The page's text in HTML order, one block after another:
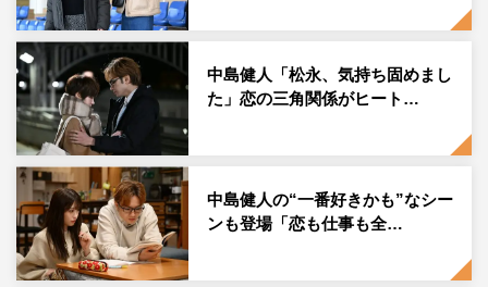
北条凌（20）を藤原大祐、カレー店でアルバイトしている
こと以外は生活スタイルが謎という不思議オタク系女子・
服部あかね（23）を大久保桜子、ヒロインの美己にとって
憧れのお姉さん的存在のネイリスト・大貫朝子（31）を黒
川智花が演じている。
中島健人「松永、気持ち固めまし
た」恋の三角関係がヒート…
中島健人の“一番好きかも”なシー
ンも登場「恋も仕事も全…